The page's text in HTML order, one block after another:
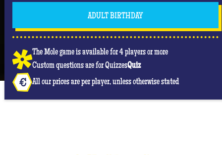
ADULT BIRTHDAY
The Mole game is available for 4 players or more
Custom questions are for QuizzesQuiz
All our prices are per player, unless otherwise stated